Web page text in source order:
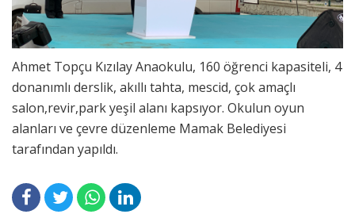
Ahmet Topçu Kızılay Anaokulu, 160 öğrenci kapasiteli, 4
donanımlı derslik, akıllı tahta, mescid, çok amaçlı
salon,revir,park yeşil alanı kapsıyor. Okulun oyun
alanları ve çevre düzenleme Mamak Belediyesi
tarafından yapıldı.